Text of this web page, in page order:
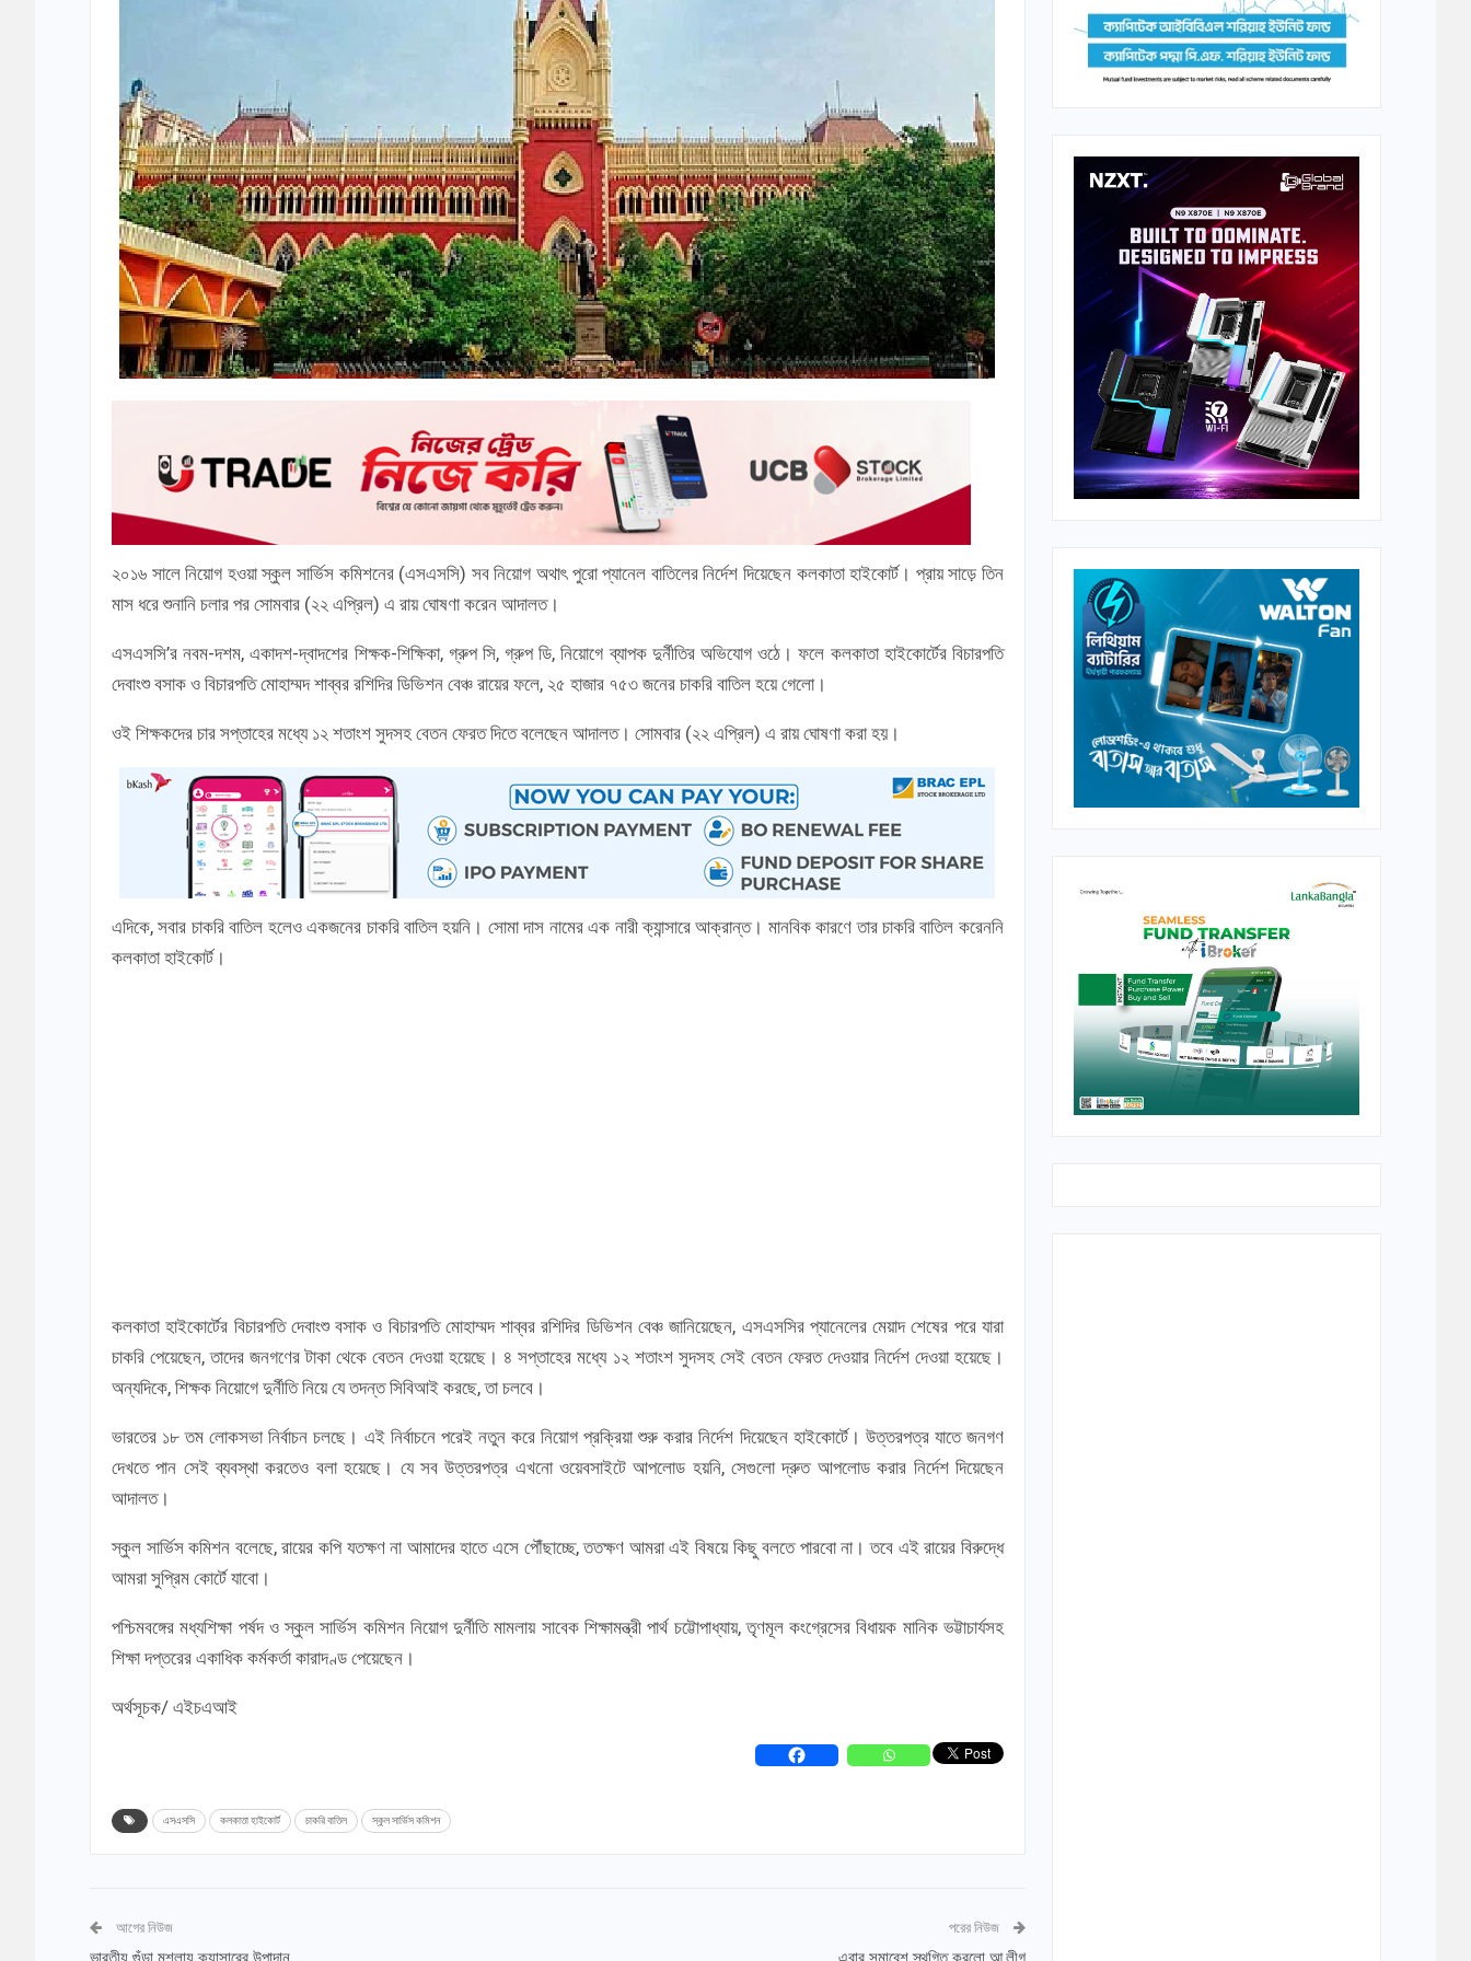
২০১৬ সালে নিয়োগ হওয়া স্কুল সার্ভিস কমিশনের (এসএসসি) সব নিয়োগ অথাৎ পুরো প্যানেল বাতিলের নির্দেশ দিয়েছেন কলকাতা হাইকোর্ট। প্রায় সাড়ে তিন
মাস ধরে শুনানি চলার পর সোমবার (২২ এপ্রিল) এ রায় ঘোষণা করেন আদালত।
এসএসসি’র নবম-দশম, একাদশ-দ্বাদশের শিক্ষক-শিক্ষিকা, গ্রুপ সি, গ্রুপ ডি, নিয়োগে ব্যাপক দুর্নীতির অভিযোগ ওঠে। ফলে কলকাতা হাইকোর্টের বিচারপতি
দেবাংশু বসাক ও বিচারপতি মোহাম্মদ শাব্বর রশিদির ডিভিশন বেঞ্চ রায়ের ফলে, ২৫ হাজার ৭৫৩ জনের চাকরি বাতিল হয়ে গেলো।
ওই শিক্ষকদের চার সপ্তাহের মধ্যে ১২ শতাংশ সুদসহ বেতন ফেরত দিতে বলেছেন আদালত। সোমবার (২২ এপ্রিল) এ রায় ঘোষণা করা হয়।
এদিকে, সবার চাকরি বাতিল হলেও একজনের চাকরি বাতিল হয়নি। সোমা দাস নামের এক নারী ক্যান্সারে আক্রান্ত। মানবিক কারণে তার চাকরি বাতিল করেননি
কলকাতা হাইকোর্ট।
কলকাতা হাইকোর্টের বিচারপতি দেবাংশু বসাক ও বিচারপতি মোহাম্মদ শাব্বর রশিদির ডিভিশন বেঞ্চ জানিয়েছেন, এসএসসির প্যানেলের মেয়াদ শেষের পরে যারা
চাকরি পেয়েছেন, তাদের জনগণের টাকা থেকে বেতন দেওয়া হয়েছে। ৪ সপ্তাহের মধ্যে ১২ শতাংশ সুদসহ সেই বেতন ফেরত দেওয়ার নির্দেশ দেওয়া হয়েছে।
অন্যদিকে, শিক্ষক নিয়োগে দুর্নীতি নিয়ে যে তদন্ত সিবিআই করছে, তা চলবে।
ভারতের ১৮ তম লোকসভা নির্বাচন চলছে। এই নির্বাচনে পরেই নতুন করে নিয়োগ প্রক্রিয়া শুরু করার নির্দেশ দিয়েছেন হাইকোর্টে। উত্তরপত্র যাতে জনগণ
দেখতে পান সেই ব্যবস্থা করতেও বলা হয়েছে। যে সব উত্তরপত্র এখনো ওয়েবসাইটে আপলোড হয়নি, সেগুলো দ্রুত আপলোড করার নির্দেশ দিয়েছেন
আদালত।
স্কুল সার্ভিস কমিশন বলেছে, রায়ের কপি যতক্ষণ না আমাদের হাতে এসে পৌঁছাচ্ছে, ততক্ষণ আমরা এই বিষয়ে কিছু বলতে পারবো না। তবে এই রায়ের বিরুদ্ধে
আমরা সুপ্রিম কোর্টে যাবো।
পশ্চিমবঙ্গের মধ্যশিক্ষা পর্ষদ ও স্কুল সার্ভিস কমিশন নিয়োগ দুর্নীতি মামলায় সাবেক শিক্ষামন্ত্রী পার্থ চট্টোপাধ্যায়, তৃণমূল কংগ্রেসের বিধায়ক মানিক ভট্টাচার্যসহ
শিক্ষা দপ্তরের একাধিক কর্মকর্তা কারাদণ্ড পেয়েছেন।
অর্থসূচক/ এইচএআই
এসএসসি কলকাতা হাইকোর্ট চাকরি বাতিল স্কুল সার্ভিস কমিশন
আগের নিউজ পরের নিউজ